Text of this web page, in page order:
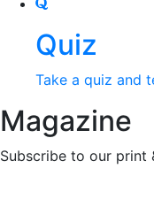
Quiz
Take a quiz and
Magazine
Subscribe to our print